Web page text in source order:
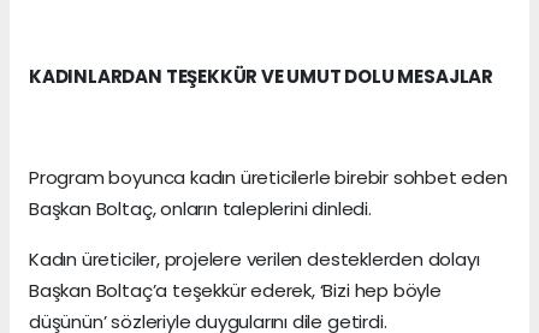
KADINLARDAN TEŞEKKÜR VE UMUT DOLU MESAJLAR
Program boyunca kadın üreticilerle birebir sohbet eden
Başkan Boltaç, onların taleplerini dinledi.
Kadın üreticiler, projelere verilen desteklerden dolayı
Başkan Boltaç’a teşekkür ederek, ‘Bizi hep böyle
düşünün’ sözleriyle duygularını dile getirdi.